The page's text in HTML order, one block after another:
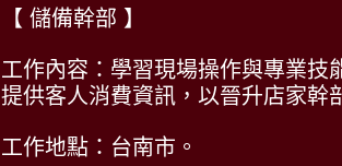
【 儲備幹部 】
工作內容：學習現場操作與專業技
提供客人消費資訊，以晉升店家幹
工作地點：台南市。